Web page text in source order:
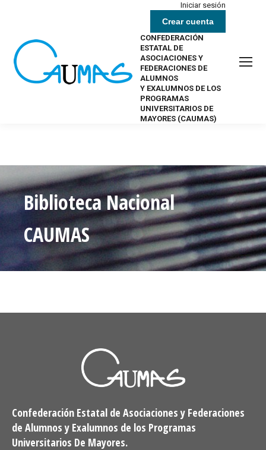
Iniciar sesión
Crear cuenta
CONFEDERACIÓN
ESTATAL DE
ASOCIACIONES Y
FEDERACIONES DE
ALUMNOS
Y EXALUMNOS DE LOS
PROGRAMAS
UNIVERSITARIOS DE
MAYORES (CAUMAS)
Biblioteca Nacional
CAUMAS
Confederación Estatal de Asociaciones y Federaciones
de Alumnos y Exalumnos de los Programas
Universitarios De Mayores.